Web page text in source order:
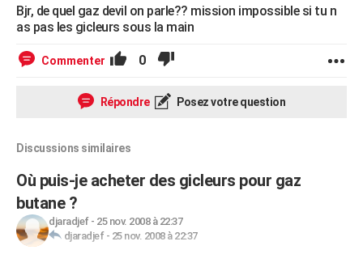
COPAINS D'AVANT
S'inscrire
Se connecter
Lycées
Collèges
Primaires
Universités
Entreprises
Service militaire
Avis de recherche
AVIS DE DÉCÈS
Bjr, de quel gaz devil on parle?? mission impossible si tu n
as pas les gicleurs sous la main
Commenter 0
Répondre Posez votre question
Discussions similaires
Où puis-je acheter des gicleurs pour gaz
butane ?
djaradjef- 25 nov. 2008 à 22:37
djaradjef- 25 nov. 2008 à 22:37